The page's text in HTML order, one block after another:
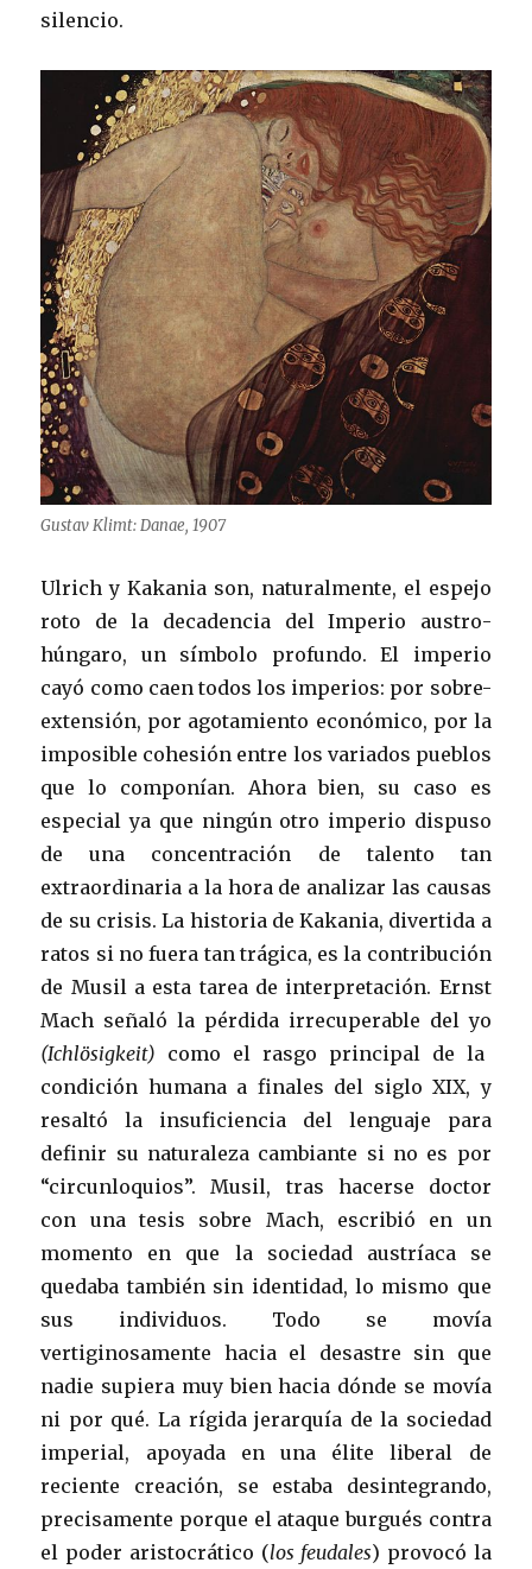
silencio.
Gustav Klimt: Danae, 1907
Ulrich y Kakania son, naturalmente, el espejo
roto de la decadencia del Imperio austro-
húngaro, un símbolo profundo. El imperio
cayó como caen todos los imperios: por sobre-
extensión, por agotamiento económico, por la
imposible cohesión entre los variados pueblos
que lo componían. Ahora bien, su caso es
especial ya que ningún otro imperio dispuso
de una concentración de talento tan
extraordinaria a la hora de analizar las causas
de su crisis. La historia de Kakania, divertida a
ratos si no fuera tan trágica, es la contribución
de Musil a esta tarea de interpretación. Ernst
Mach señaló la pérdida irrecuperable del yo
(Ichlösigkeit) como el rasgo principal de la
condición humana a finales del siglo XIX, y
resaltó la insuficiencia del lenguaje para
definir su naturaleza cambiante si no es por
“circunloquios”. Musil, tras hacerse doctor
con una tesis sobre Mach, escribió en un
momento en que la sociedad austríaca se
quedaba también sin identidad, lo mismo que
sus individuos. Todo se movía
vertiginosamente hacia el desastre sin que
nadie supiera muy bien hacia dónde se movía
ni por qué. La rígida jerarquía de la sociedad
imperial, apoyada en una élite liberal de
reciente creación, se estaba desintegrando,
precisamente porque el ataque burgués contra
el poder aristocrático (los feudales) provocó la